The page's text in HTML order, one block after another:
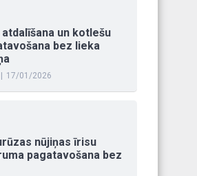
un kotlešu
bez lieka
17/01/2026
nūjiņas īrisu
pagatavošana bez